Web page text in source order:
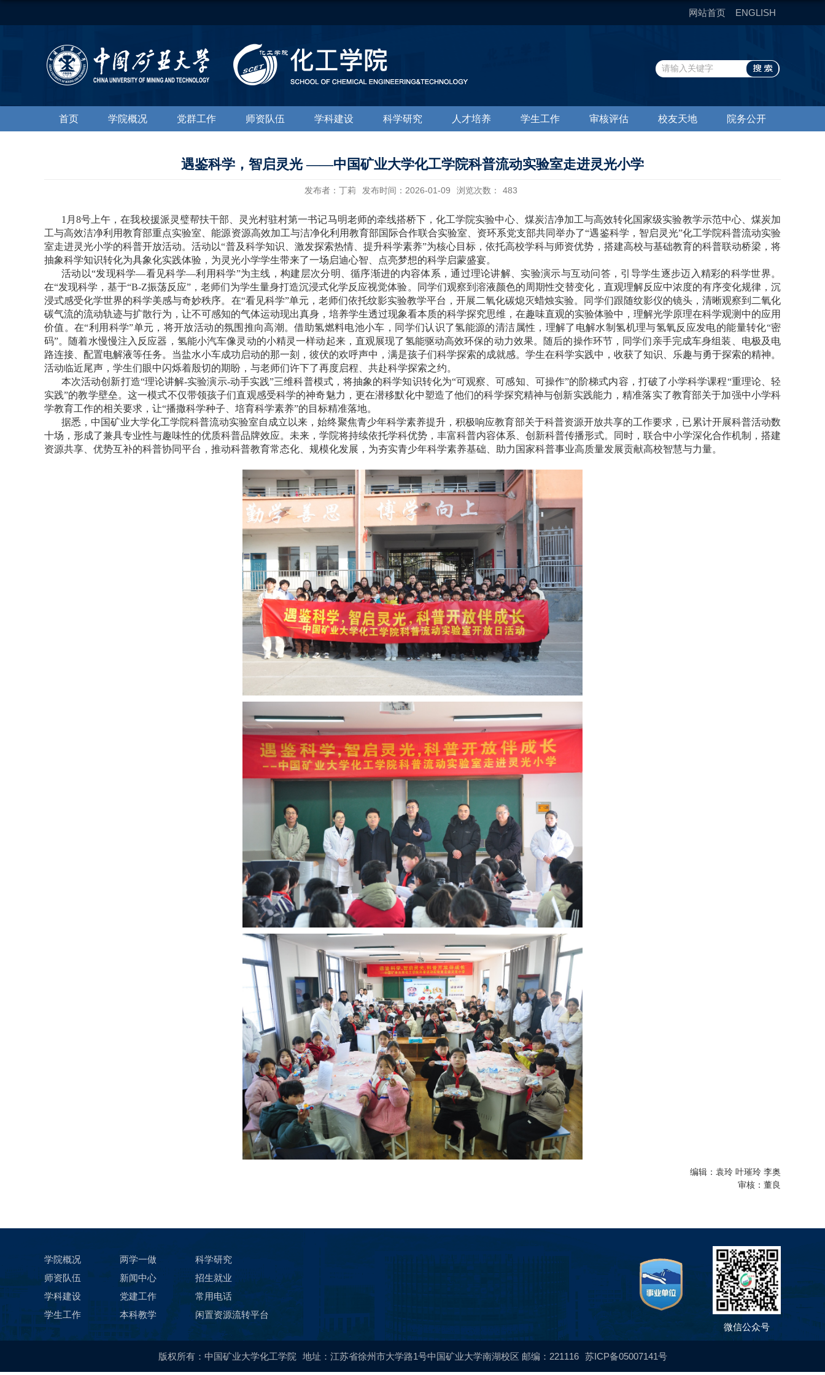
网站首页 ENGLISH
首页 学院概况 党群工作 师资队伍 学科建设 科学研究 人才培养 学生工作 审核评估 校友天地 院务公开
遇鉴科学，智启灵光 ——中国矿业大学化工学院科普流动实验室走进灵光小学
发布者：丁莉 发布时间：2026-01-09 浏览次数： 483
1 月8号上午，在我校援派灵璧帮扶干部、灵光村驻村第一书记马明老师的牵线搭桥下，化工学院实验中心、煤炭洁净加工与高效转化国家级实验教学示范中心、煤炭加
工与高效洁净利用教育部重点实验室、能源资源高效加工与洁净化利用教育部国际合作联合实验室、资环系党支部共同举办了“遇鉴科学，智启灵光”化工学院科普流动实验
室走进灵光小学的科普开放活动。活动以“普及科学知识、激发探索热情、提升科学素养”为核心目标，依托高校学科与师资优势，搭建高校与基础教育的科普联动桥梁，将
抽象科学知识转化为具象化实践体验，为灵光小学学生带来了一场启迪心智、点亮梦想的科学启蒙盛宴。
活动以“发现科学—看见科学—利用科学”为主线，构建层次分明、循序渐进的内容体系，通过理论讲解、实验演示与互动问答，引导学生逐步迈入精彩的科学世界。
在“发现科学，基于“B-Z振荡反应”，老师们为学生量身打造沉浸式化学反应视觉体验。同学们观察到溶液颜色的周期性交替变化，直观理解反应中浓度的有序变化规律，沉
浸式感受化学世界的科学美感与奇妙秩序。在“看见科学”单元，老师们依托纹影实验教学平台，开展二氧化碳熄灭蜡烛实验。同学们跟随纹影仪的镜头，清晰观察到二氧化
碳气流的流动轨迹与扩散行为，让不可感知的气体运动现出真身，培养学生透过现象看本质的科学探究思维，在趣味直观的实验体验中，理解光学原理在科学观测中的应用
价值。在“利用科学”单元，将开放活动的氛围推向高潮。借助氢燃料电池小车，同学们认识了氢能源的清洁属性，理解了电解水制氢机理与氢氧反应发电的能量转化“密
码”。随着水慢慢注入反应器，氢能小汽车像灵动的小精灵一样动起来，直观展现了氢能驱动高效环保的动力效果。随后的操作环节，同学们亲手完成车身组装、电极及电
路连接、配置电解液等任务。当盐水小车成功启动的那一刻，彼伏的欢呼声中，满是孩子们科学探索的成就感。学生在科学实践中，收获了知识、乐趣与勇于探索的精神。
活动临近尾声，学生们眼中闪烁着殷切的期盼，与老师们许下了再度启程、共赴科学探索之约。
本次活动创新打造“理论讲解-实验演示-动手实践”三维科普模式，将抽象的科学知识转化为“可观察、可感知、可操作”的阶梯式内容，打破了小学科学课程“重理论、轻
实践”的教学壁垒。这一模式不仅带领孩子们直观感受科学的神奇魅力，更在潜移默化中塑造了他们的科学探究精神与创新实践能力，精准落实了教育部关于加强中小学科
学教育工作的相关要求，让“播撒科学种子、培育科学素养”的目标精准落地。
据悉，中国矿业大学化工学院科普流动实验室自成立以来，始终聚焦青少年科学素养提升，积极响应教育部关于科普资源开放共享的工作要求，已累计开展科普活动数
十场，形成了兼具专业性与趣味性的优质科普品牌效应。未来，学院将持续依托学科优势，丰富科普内容体系、创新科普传播形式。同时，联合中小学深化合作机制，搭建
资源共享、优势互补的科普协同平台，推动科普教育常态化、规模化发展，为夯实青少年科学素养基础、助力国家科普事业高质量发展贡献高校智慧与力量。
编辑：袁玲 叶璀玲 李奥
审核：董良
学院概况 两学一做
科学研究
师资队伍
新闻中心
招生就业
学科建设
党建工作
常用电话
学生工作
本科教学
闲置资源流转平台
微信公众号
版权所有：中国矿业大学化工学院 地址：江苏省徐州市大学路1号中国矿业大学南湖校区 邮编：221116 苏ICP备05007141号